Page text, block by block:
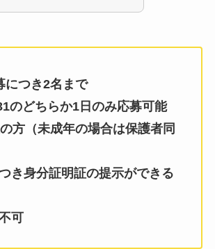
につき2名まで
のどちらか1日のみ応募可能
方（未成年の場合は保護者同
き身分証明証の提示ができる
可